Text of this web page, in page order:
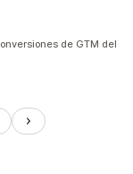
de GTM del